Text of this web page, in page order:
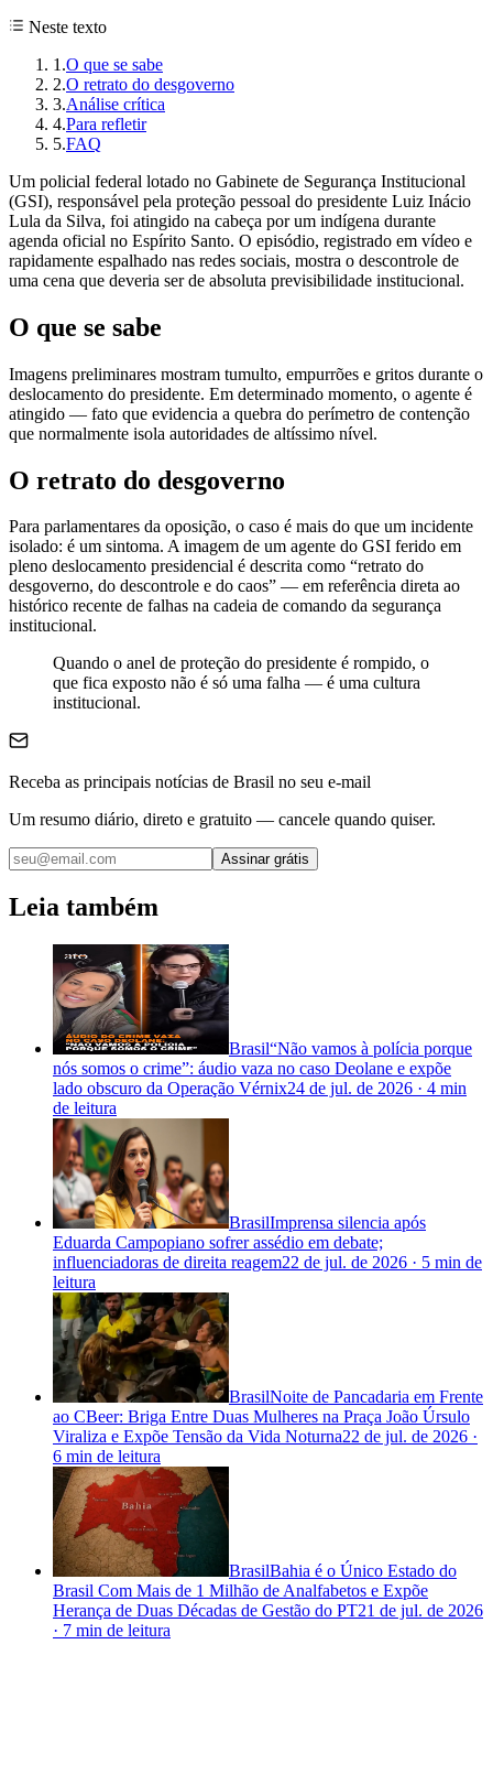
Neste texto
1 .O que se sabe
2.O retrato do desgoverno
3.Análise crítica
4.Para refletir
5.FAQ
Um policial federal lotado no Gabinete de Segurança Institucional
(GSI), responsável pela proteção pessoal do presidente Luiz Inácio
Lula da Silva, foi atingido na cabeça por um indígena durante
agenda oficial no Espírito Santo. O episódio, registrado em vídeo e
rapidamente espalhado nas redes sociais, mostra o descontrole de
uma cena que deveria ser de absoluta previsibilidade institucional.
O que se sabe
Imagens preliminares mostram tumulto, empurrões e gritos durante o
deslocamento do presidente. Em determinado momento, o agente é
atingido — fato que evidencia a quebra do perímetro de contenção
que normalmente isola autoridades de altíssimo nível.
O retrato do desgoverno
Para parlamentares da oposição, o caso é mais do que um incidente
isolado: é um sintoma. A imagem de um agente do GSI ferido em
pleno deslocamento presidencial é descrita como “retrato do
desgoverno, do descontrole e do caos” — em referência direta ao
histórico recente de falhas na cadeia de comando da segurança
institucional.
Quando o anel de proteção do presidente é rompido, o
que fica exposto não é só uma falha — é uma cultura
institucional.
Receba as principais notícias de Brasil no seu e-mail
Um resumo diário, direto e gratuito — cancele quando quiser.
Assinar grátis
Leia também
Brasil“Não vamos à polícia porque
nós somos o crime”: áudio vaza no caso Deolane e expõe
lado obscuro da Operação Vérnix24 de jul. de 2026 · 4 min
de leitura
BrasilImprensa silencia após
Eduarda Campopiano sofrer assédio em debate;
influenciadoras de direita reagem22 de jul. de 2026 · 5 min de
leitura
BrasilNoite de Pancadaria em Frente
ao CBeer: Briga Entre Duas Mulheres na Praça João Úrsulo
Viraliza e Expõe Tensão da Vida Noturna22 de jul. de 2026 ·
6 min de leitura
BrasilBahia é o Único Estado do
Brasil Com Mais de 1 Milhão de Analfabetos e Expõe
Herança de Duas Décadas de Gestão do PT21 de jul. de 2026
· 7 min de leitura